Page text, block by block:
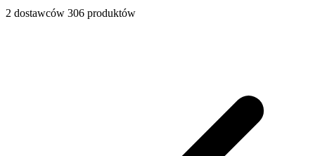
2 dostawców 306 produktów